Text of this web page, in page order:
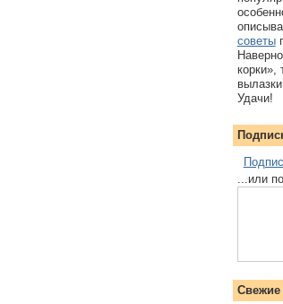
советы
корки»,
Удачи!
...или по
Свежие